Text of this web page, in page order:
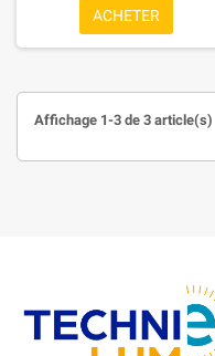
ACHETER
Affichage 1-3 de 3 article(s)